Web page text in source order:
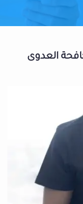
العدوى